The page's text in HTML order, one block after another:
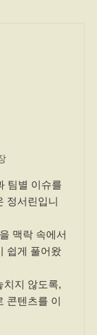
팀별 이슈를
정서린입니
맥락 속에서
쉽게 풀어왔
치지 않도록,
콘텐츠를 이